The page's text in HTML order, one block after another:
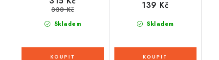
Skladem
330 Kč
Skladem
139 Kč